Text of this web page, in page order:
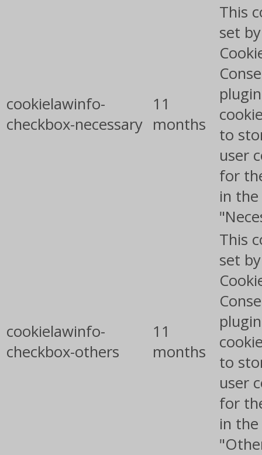
cookielawinfo-
checkbox-necessary
11
months
This
set
to
user
for
in
cookielawinfo-
checkbox-others
11
months
This
set
to
user
for
in